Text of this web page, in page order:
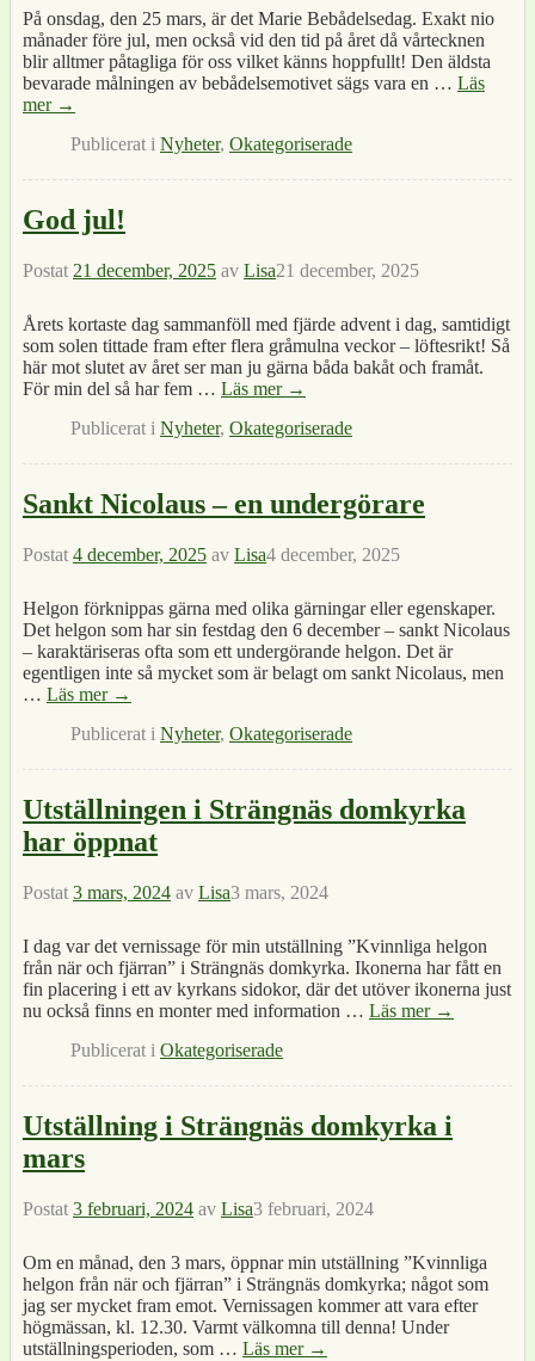
På onsdag, den 25 mars, är det Marie Bebådelsedag. Exakt nio
månader före jul, men också vid den tid på året då vårtecknen
blir alltmer påtagliga för oss vilket känns hoppfullt! Den äldsta
bevarade målningen av bebådelsemotivet sägs vara en … Läs
mer →
Publicerat i Nyheter, Okategoriserade
God jul!
Postat 21 december, 2025 av Lisa21 december, 2025
Årets kortaste dag sammanföll med fjärde advent i dag, samtidigt
som solen tittade fram efter flera gråmulna veckor – löftesrikt! Så
här mot slutet av året ser man ju gärna båda bakåt och framåt.
För min del så har fem … Läs mer →
Publicerat i Nyheter, Okategoriserade
Sankt Nicolaus – en undergörare
Postat 4 december, 2025 av Lisa4 december, 2025
Helgon förknippas gärna med olika gärningar eller egenskaper.
Det helgon som har sin festdag den 6 december – sankt Nicolaus
– karaktäriseras ofta som ett undergörande helgon. Det är
egentligen inte så mycket som är belagt om sankt Nicolaus, men
… Läs mer →
Publicerat i Nyheter, Okategoriserade
Utställningen i Strängnäs domkyrka
har öppnat
Postat 3 mars, 2024 av Lisa3 mars, 2024
I dag var det vernissage för min utställning ”Kvinnliga helgon
från när och fjärran” i Strängnäs domkyrka. Ikonerna har fått en
fin placering i ett av kyrkans sidokor, där det utöver ikonerna just
nu också finns en monter med information … Läs mer →
Publicerat i Okategoriserade
Utställning i Strängnäs domkyrka i
mars
Postat 3 februari, 2024 av Lisa3 februari, 2024
Om en månad, den 3 mars, öppnar min utställning ”Kvinnliga
helgon från när och fjärran” i Strängnäs domkyrka; något som
jag ser mycket fram emot. Vernissagen kommer att vara efter
högmässan, kl. 12.30. Varmt välkomna till denna! Under
utställningsperioden, som … Läs mer →